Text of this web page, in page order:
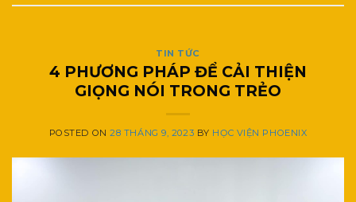
TIN TỨC
4 PHƯƠNG PHÁP ĐỂ CẢI THIỆN
GIỌNG NÓI TRONG TRẺO
POSTED ON28 THÁNG 9, 2023 BY HỌC VIỆN PHOENIX